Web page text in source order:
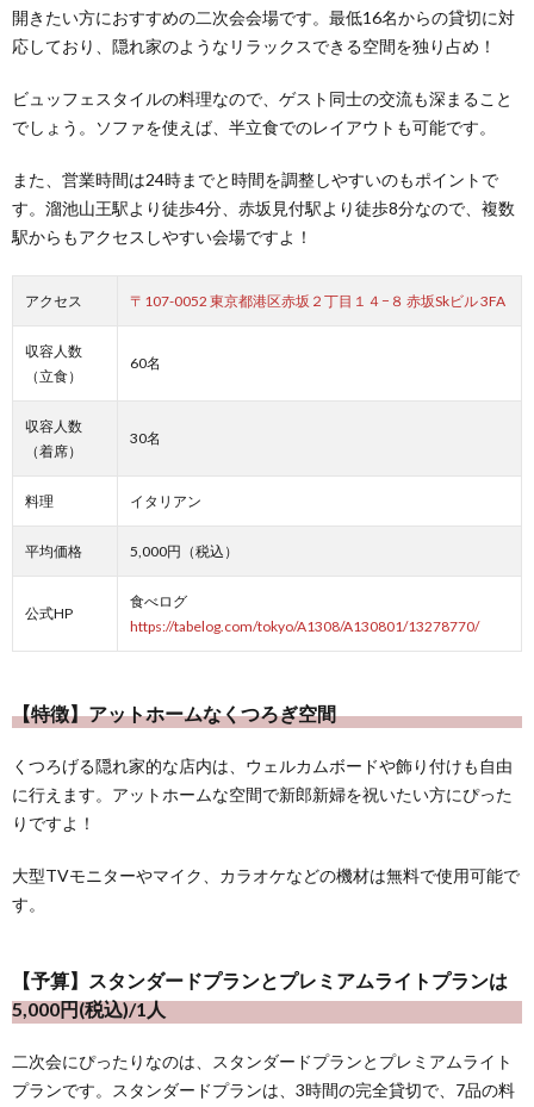
開きたい方におすすめの二次会会場です。最低16名からの貸切に対
応しており、隠れ家のようなリラックスできる空間を独り占め！
ビュッフェスタイルの料理なので、ゲスト同士の交流も深まること
でしょう。ソファを使えば、半立食でのレイアウトも可能です。
また、営業時間は24時までと時間を調整しやすいのもポイントで
す。溜池山王駅より徒歩4分、赤坂見付駅より徒歩8分なので、複数
駅からもアクセスしやすい会場ですよ！
アクセス 〒107-0052 東京都港区赤坂２丁目１４−８ 赤坂Skビル 3FA
収容人数
（立食）
60名
収容人数
（着席）
30名
料理 イタリアン
平均価格 5,000円（税込）
公式HP
食べログ
https://tabelog.com/tokyo/A1308/A130801/13278770/
【特徴】アットホームなくつろぎ空間
くつろげる隠れ家的な店内は、ウェルカムボードや飾り付けも自由
に行えます。アットホームな空間で新郎新婦を祝いたい方にぴった
りですよ！
大型TVモニターやマイク、カラオケなどの機材は無料で使用可能で
す。
【予算】スタンダードプランとプレミアムライトプランは
5,000円(税込)/1人
二次会にぴったりなのは、スタンダードプランとプレミアムライト
プランです。スタンダードプランは、3時間の完全貸切で、7品の料